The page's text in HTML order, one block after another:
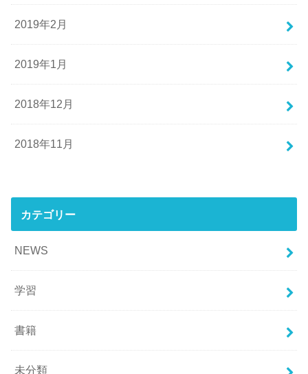
2019年2月
2019年1月
2018年12月
2018年11月
カテゴリー
NEWS
学習
書籍
未分類